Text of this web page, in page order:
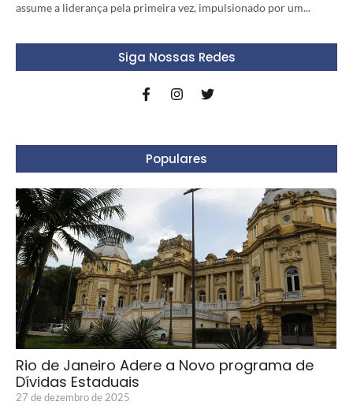
assume a liderança pela primeira vez, impulsionado por um...
Siga Nossas Redes
Populares
Rio de Janeiro Adere a Novo programa de
Dívidas Estaduais
27 de dezembro de 2025